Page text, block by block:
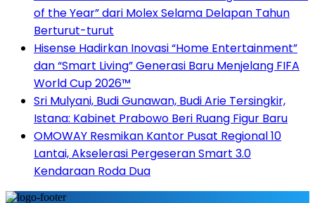
of the Year” dari Molex Selama Delapan Tahun
Berturut-turut
Hisense Hadirkan Inovasi “Home Entertainment”
dan “Smart Living” Generasi Baru Menjelang FIFA
World Cup 2026™
Sri Mulyani, Budi Gunawan, Budi Arie Tersingkir,
Istana: Kabinet Prabowo Beri Ruang Figur Baru
OMOWAY Resmikan Kantor Pusat Regional 10
Lantai, Akselerasi Pergeseran Smart 3.0
Kendaraan Roda Dua